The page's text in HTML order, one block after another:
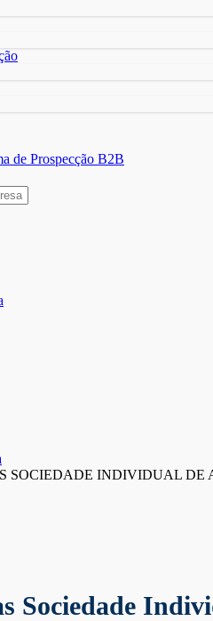
SOCIEDADE INDIVIDUAL DE
Sociedade